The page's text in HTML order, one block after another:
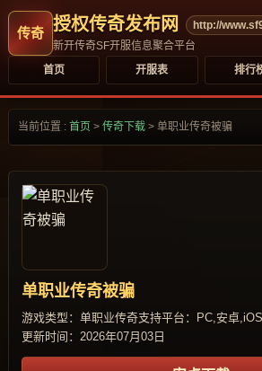
授权传奇发布网
http://
新开传奇SF开服信息聚合平台
首页
开服表 排行
当前位置 : 首页 > 传奇下载 > 单职业传奇被骗
单职业传奇被骗
游戏类型：单职业传奇支持平台：PC,安卓,iOS
更新时间：2026年07月03日